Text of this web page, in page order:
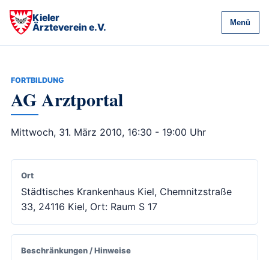
Kieler
Ärzteverein e.V.
Menü
FORTBILDUNG
AG Arztportal
Mittwoch, 31. März 2010, 16:30 - 19:00 Uhr
Ort
Städtisches Krankenhaus Kiel, Chemnitzstraße
33, 24116 Kiel, Ort: Raum S 17
Beschränkungen / Hinweise